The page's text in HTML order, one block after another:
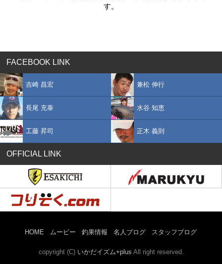
す。
FACEBOOK LINK
吉崎 昌宏 兼松 伸行
長尾 充泰 水谷 知恵
工藤 昇司 正木 義則
OFFICIAL LINK
HOME ムービー 釣果情報 名人ブログ スタッフブログ
copyright (C) いかだイズム+plus All right reserved.